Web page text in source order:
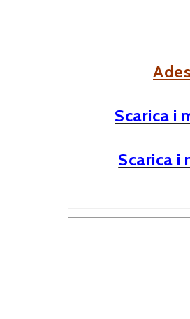
Scarica i
Scarica i